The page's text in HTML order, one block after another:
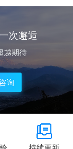
次邂逅
越期待
询